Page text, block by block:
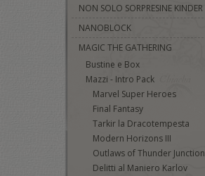
NON SOLO SORPRESINE KINDER
NANOBLOCK
MAGIC THE GATHERING
Bustine e Box
Mazzi - Intro Pack
Marvel Super Heroes
Final Fantasy
Tarkir la Dracotempesta
Modern Horizons III
Outlaws of Thunder Junction
Delitti al Maniero Karlov